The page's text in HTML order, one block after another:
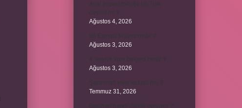
Avar İmparatorluğu bir Türk
Ağustos 4, 2026
Ağustos 3, 2026
4. seviye kurs belgesi nedir ?
Ağustos 3, 2026
Temmuz 31, 2026